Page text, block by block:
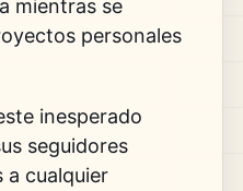
mientras se
personales
inesperado
seguidores
a cualquier